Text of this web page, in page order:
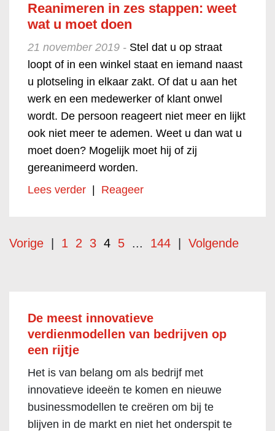
Reanimeren in zes stappen: weet
wat u moet doen
21 november 2019 - Stel dat u op straat
loopt of in een winkel staat en iemand naast
u plotseling in elkaar zakt. Of dat u aan het
werk en een medewerker of klant onwel
wordt. De persoon reageert niet meer en lijkt
ook niet meer te ademen. Weet u dan wat u
moet doen? Mogelijk moet hij of zij
gereanimeerd worden.
Lees verder
Reageer
Vorige 1 2 3 4 5 ... 144 Volgende
De meest innovatieve
verdienmodellen van bedrijven op
een rijtje
Het is van belang om als bedrijf met
innovatieve ideeën te komen en nieuwe
businessmodellen te creëren om bij te
blijven in de markt en niet het onderspit te